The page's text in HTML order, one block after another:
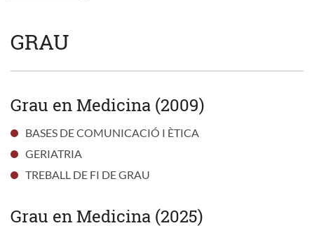
GRAU
Grau en Medicina (2009)
BASES DE COMUNICACIÓ I ÈTICA
GERIATRIA
TREBALL DE FI DE GRAU
Grau en Medicina (2025)